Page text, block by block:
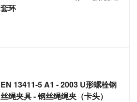
套环
EN 13411-5 A1 - 2003 U形螺栓钢
丝绳夹具 - 钢丝绳绳夹（卡头）